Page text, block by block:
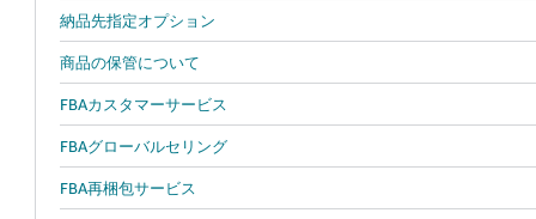
納品先指定オプション
商品の保管について
FBAカスタマーサービス
FBAグローバルセリング
FBA再梱包サービス